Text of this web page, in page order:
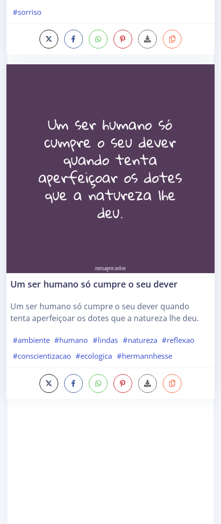
#sorriso
Um ser humano só cumpre o seu dever
Um ser humano só cumpre o seu dever quando
tenta aperfeiçoar os dotes que a natureza lhe deu.
#ambiente #humano #lindas #natureza #reflexao
#conscientizacao #ecologica #hermannhesse